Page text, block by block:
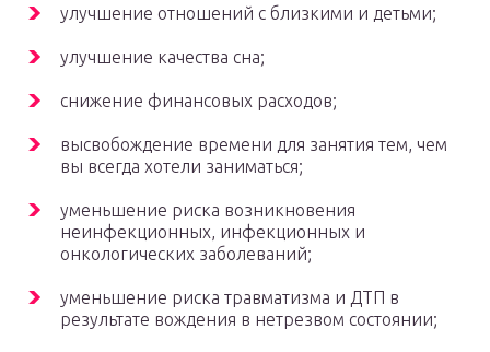
улучшение отношений с близкими и детьми;
улучшение качества сна;
снижение финансовых расходов;
высвобождение времени для занятия тем, чем
вы всегда хотели заниматься;
уменьшение риска возникновения
неинфекционных, инфекционных и
онкологических заболеваний;
уменьшение риска травматизма и ДТП в
результате вождения в нетрезвом состоянии;